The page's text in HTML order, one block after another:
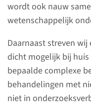
wordt ook nauw
weten­schappelijk
Daarnaast streven
dicht mogelijk bij
bepaalde complexe
behandelingen met
niet in
Agenda
non-
1